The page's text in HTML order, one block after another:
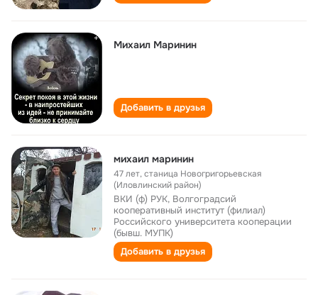
Михаил Маринин
Добавить в друзья
михаил маринин
47 лет,станица Новогригорьевская
(Иловлинский район)
ВКИ (ф) РУК, Волгоградсий
кооперативный институт (филиал)
Российского университета кооперации
(бывш. МУПК)
Добавить в друзья